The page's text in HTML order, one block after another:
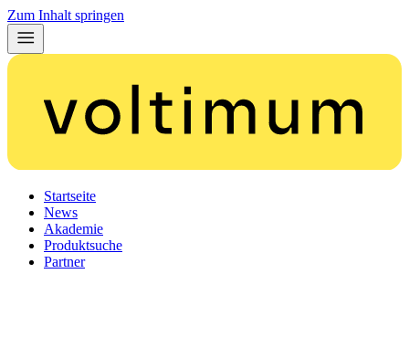
Zum Inhalt springen
Startseite
News
Akademie
Produktsuche
Partner